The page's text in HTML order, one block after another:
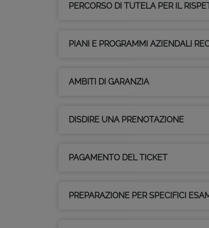
PERCORSO DI TUTELA PER IL
PIANI E PROGRAMMI AZIENDALI
AMBITI DI GARANZIA
DISDIRE UNA PRENOTAZIONE
PAGAMENTO DEL TICKET
PREPARAZIONE PER SPECIFICI